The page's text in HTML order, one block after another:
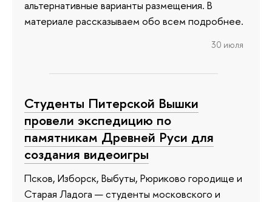
альтернативные варианты размещения. В
материале рассказываем обо всем подробнее.
30 июля
Студенты Питерской Вышки
провели экспедицию по
памятникам Древней Руси для
создания видеоигры
Псков, Изборск, Выбуты, Рюриково городище и
Старая Ладога — студенты московского и